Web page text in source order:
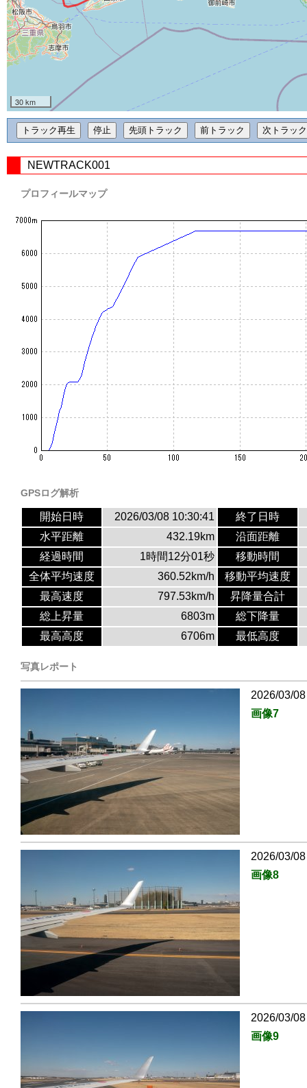
30 km
NEWTRACK001
プロフィールマップ
GPSログ解析
開始日時 2026/03/08 10:30:41
終了日時
水平距離
432.19km
沿面距離
経過時間
1時間12分01秒
移動時間
全体平均速度
360.52km/h
移動平均速度
最高速度
797.53km/h
昇降量合計
総上昇量
6803m
総下降量
最高高度
6706m 最低高度
写真レポート
2026/03/
画像7
2026/03/
画像8
2026/03/
画像9